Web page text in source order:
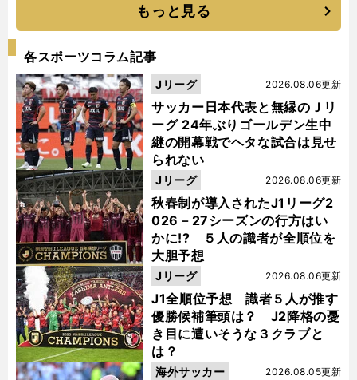
もっと見る
各スポーツコラム記事
サッカー日本代表と無縁のＪリ
ーグ 24年ぶりゴールデン生中
継の開幕戦でヘタな試合は見せ
られない
2026.08.06更新
Jリーグ
秋春制が導入されたJ1リーグ2
026－27シーズンの行方はい
かに!? ５人の識者が全順位を
大胆予想
2026.08.06更新
Jリーグ
J1全順位予想 識者５人が推す
優勝候補筆頭は？ J2降格の憂
き目に遭いそうな３クラブと
は？
2026.08.06更新
Jリーグ
2026.08.05更新
海外サッカー